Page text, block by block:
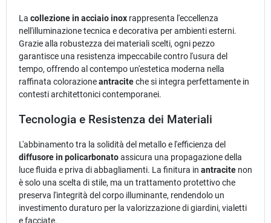
La collezione in acciaio inox rappresenta l'eccellenza
nell'illuminazione tecnica e decorativa per ambienti esterni.
Grazie alla robustezza dei materiali scelti, ogni pezzo
garantisce una resistenza impeccabile contro l'usura del
tempo, offrendo al contempo un'estetica moderna nella
raffinata colorazioneantraciteche si integra perfettamente in
contesti architettonici contemporanei.
Tecnologia e Resistenza dei Materiali
L'abbinamento tra la solidità del metallo e l'efficienza del
diffusore in policarbonatoassicura una propagazione della
luce fluida e priva di abbagliamenti. La finitura in antracite non
è solo una scelta di stile, ma un trattamento protettivo che
preserva l'integrità del corpo illuminante, rendendolo un
investimento duraturo per la valorizzazione di giardini, vialetti
e facciate.